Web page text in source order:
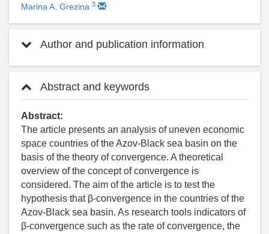
Marina A. Grezina 3
Author and publication information
Abstract and keywords
Abstract:
The article presents an analysis of uneven economic
space countries of the Azov-Black sea basin on the
basis of the theory of convergence. A theoretical
overview of the concept of convergence is
considered. The aim of the article is to test the
hypothesis that β-convergence in the countries of the
Azov-Black sea basin. As research tools indicators of
β-convergence such as the rate of convergence, the